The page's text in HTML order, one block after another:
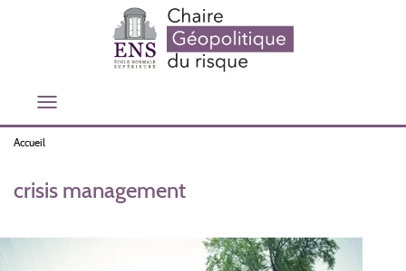
Toggle
Accueil
crisis management